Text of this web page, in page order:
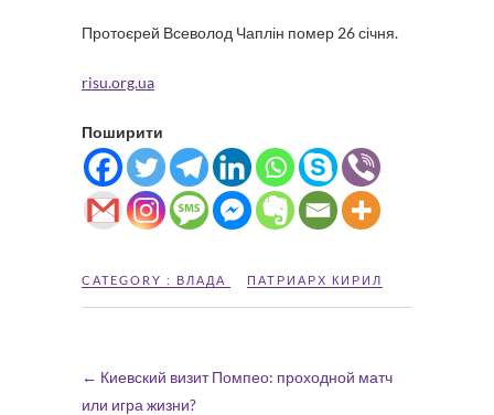
Протоєрей Всеволод Чаплін помер 26 січня.
risu.org.ua
Поширити
CATEGORY : ВЛАДА ПАТРИАРХ КИРИЛ
← Киевский визит Помпео: проходной матч
или игра жизни?